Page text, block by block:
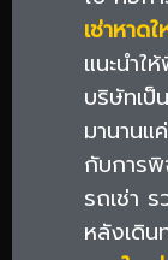
เช่าหาด
แนะนำใ
บริษัทเป็
มานานแ
กับการ
รถเช่า
หลังเดิ